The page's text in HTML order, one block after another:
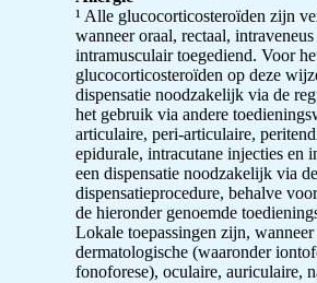
¹ Alle glucocorticosteroïden zijn
wanneer oraal, rectaal,
intramusculair toegediend. Voor
glucocorticosteroïden op deze
dispensatie noodzakelijk via de
het gebruik via andere
articulaire, peri-articulaire,
epidurale, intracutane injecties en
een dispensatie noodzakelijk via
dispensatieprocedure, behalve
de hieronder genoemde
Lokale toepassingen zijn,
dermatologische (waaronder
fonoforese), oculaire, auriculaire,